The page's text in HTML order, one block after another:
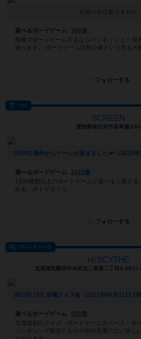
お知らせはありません
遊べるボードゲーム
780個
船橋でボードゲームするならバンキッシュ！ 世
遊べます。 ボードゲームは初心者という方も大
フォローする
バー
SCREEN
愛知県春日井市若草通3-53
[NEW] 海外からゲームが届きました🛩（2021年
遊べるボードゲーム
2222個
1500種類以上のボードゲームが遊べる！買える
める、ボドゲカフェ。
フォローする
プレイスペース
re:SCYTHE
北海道札幌市中央区北二条東二丁目1-34け
[NEW] 10/1 金曜クイズ会（2021年09月21日 19
遊べるボードゲーム
923個
北海道初のクイズ・ボードゲームスペース！ボ
ァンディング限定のものや国内流通のない珍し